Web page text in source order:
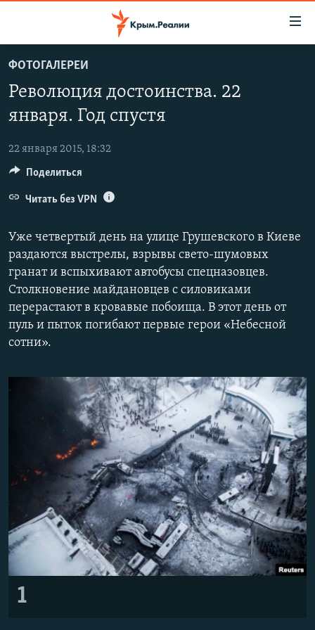
основному
содержанию
Вернутся
навигации
Вернутся
поиску
СПЕЦПРОЕКТЫ
ГРУЗ 200
КАРТА ВОЕННЫХ ОБЪЕКТОВ КРЫМА
11 ЛЕТ ОККУПАЦИИ КРЫМА. 11 ИСТОРИЙ СОПРОТИВЛЕНИЯ
ВОДА
ИСТОРИЯ
ЕЩЕ
ИНТЕРАКТИВ
ТЕЛЕПРОЕКТ КРЫМ.РЕАЛИИ
СОВЕТЫ ПРАВОЗАЩИТНИКОВ
ПРОПАВШИЕ БЕЗ ВЕСТИ
ПОБЕДИТЕЛЕЙ НЕ СУДЯТ?
ELIFBE
УКРАИНСКАЯ ПРОБЛЕМА КРЫМА
РАДІО СВОБОДА
Українською
Qırımtatar
ПРИСОЕДИНЯЙТЕСЬ!
Все сайты RFE/RL
ФОТОГАЛЕРЕИ
Революция достоинства. 22
января. Год спустя
22 января 2015, 18:32
Уже четвертый день на улице Грушевского в Киеве
раздаются выстрелы, взрывы свето-шумовых
гранат и вспыхивают автобусы спецназовцев.
Столкновение майдановцев с силовиками
перерастают в кровавые побоища. В этот день от
пуль и пыток погибают первые герои «Небесной
сотни».
1
Поделиться
Читать без VPN